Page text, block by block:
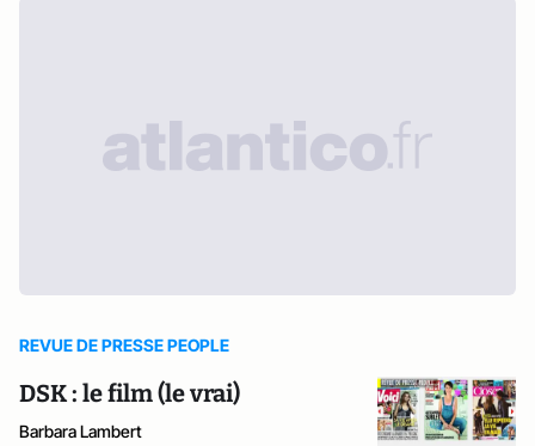
REVUE DE PRESSE PEOPLE
DSK : le film (le vrai)
Barbara Lambert